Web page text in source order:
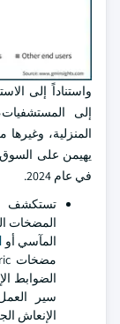
واستناداً إلى
إلى
المنزلية،
في عام 2024.
تستكشف
المضخات
المآسي أو
الضوابط
سير
الإنعاش